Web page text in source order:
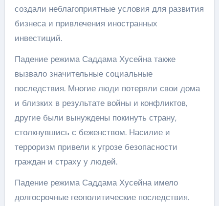
создали неблагоприятные условия для развития
бизнеса и привлечения иностранных
инвестиций.
Падение режима Саддама Хусейна также
вызвало значительные социальные
последствия. Многие люди потеряли свои дома
и близких в результате войны и конфликтов,
другие были вынуждены покинуть страну,
столкнувшись с беженством. Насилие и
терроризм привели к угрозе безопасности
граждан и страху у людей.
Падение режима Саддама Хусейна имело
долгосрочные геополитические последствия.